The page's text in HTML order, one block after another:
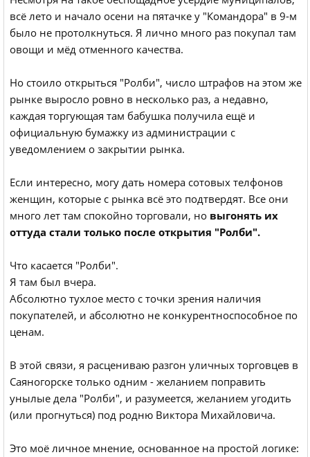
всё лето и начало осени на пятачке у "Командора" в 9-м
было не протолкнуться. Я лично много раз покупал там
овощи и мёд отменного качества.
Но стоило открыться "Ролби", число штрафов на этом же
рынке выросло ровно в несколько раз, а недавно,
каждая торгующая там бабушка получила ещё и
официальную бумажку из администрации с
уведомлением о закрытии рынка.
Если интересно, могу дать номера сотовых телфонов
женщин, которые с рынка всё это подтвердят. Все они
много лет там спокойно торговали, но выгонять их
оттуда стали только после открытия "Ролби".
Что касается "Ролби".
Я там был вчера.
Абсолютно тухлое место с точки зрения наличия
покупателей, и абсолютно не конкурентноспособное по
ценам.
В этой связи, я расцениваю разгон уличных торговцев в
Саяногорске только одним - желанием поправить
унылые дела "Ролби", и разумеется, желанием угодить
(или прогнуться) под родню Виктора Михайловича.
Это моё личное мнение, основанное на простой логике: